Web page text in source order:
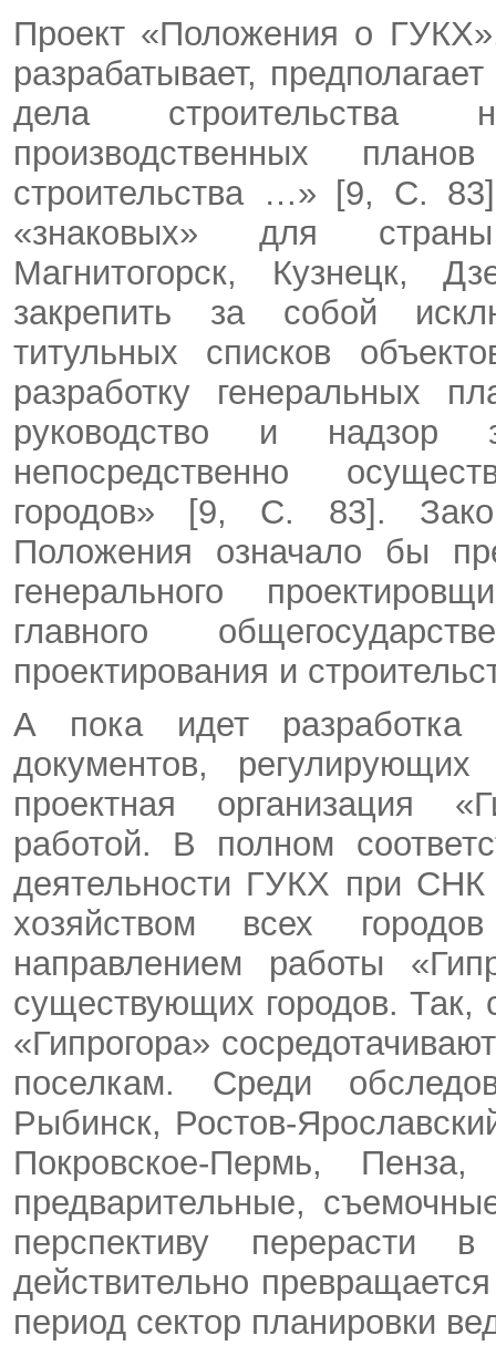
Проект «Положения о
разрабатывает,
дела строительства
производственных
строительства …» [9, C.
«знаковых» для страны
Магнитогорск, Кузнецк,
закрепить за собой
титульных списков
разработку генеральных
руководство и надзор
непосредственно
городов» [9, C. 83].
Положения означало бы
генерального
главного
проектирования и
А пока идет разработка
документов,
проектная организация
работой. В полном
деятельности ГУКХ при
хозяйством всех
направлением работы
существующих городов. Так,
«Гипрогора»
поселкам. Среди
Рыбинск, Ростов-
Покровское-Пермь,
предварительные,
перспективу
действительно
период сектор планировки